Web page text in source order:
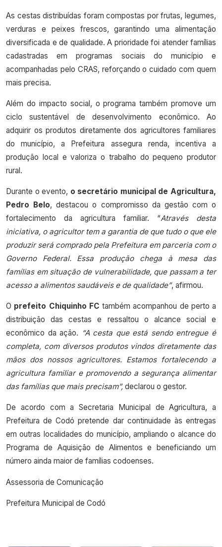
As cestas distribuídas foram compostas por frutas, legumes,
verduras e peixes frescos, garantindo uma alimentação
diversificada e de qualidade. A prioridade foi atender famílias
cadastradas em programas sociais do município e
acompanhadas pelo CRAS, reforçando o cuidado com quem
mais precisa.
Além do impacto social, o programa também promove um
ciclo sustentável de desenvolvimento econômico. Ao
adquirir os produtos diretamente dos agricultores familiares
do município, a Prefeitura assegura renda, incentiva a
produção local e valoriza o trabalho do pequeno produtor
rural.
Durante o evento, o secretário municipal de Agricultura,
Pedro Belo, destacou o compromisso da gestão com o
fortalecimento da agricultura familiar. “Através desta
iniciativa, o agricultor tem a garantia de que tudo o que ele
produzir será comprado pela Prefeitura em parceria com o
Governo Federal. Essa produção chega à mesa das
famílias em situação de vulnerabilidade, que passam a ter
acesso a alimentos saudáveis e de qualidade”, afirmou.
O prefeito Chiquinho FC também acompanhou de perto a
distribuição das cestas e ressaltou o alcance social e
econômico da ação. “A cesta que está sendo entregue é
completa, com diversos produtos vindos diretamente das
mãos dos nossos agricultores. Estamos fortalecendo a
agricultura familiar e promovendo a segurança alimentar
das famílias que mais precisam”, declarou o gestor.
De acordo com a Secretaria Municipal de Agricultura, a
Prefeitura de Codó pretende dar continuidade às entregas
em outras localidades do município, ampliando o alcance do
Programa de Aquisição de Alimentos e beneficiando um
número ainda maior de famílias codoenses.
Assessoria de Comunicação
Prefeitura Municipal de Codó